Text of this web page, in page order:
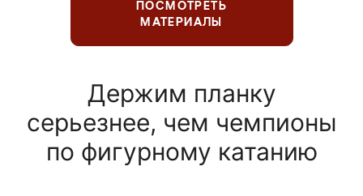
ПОСМОТРЕТЬ
МАТЕРИАЛЫ
Держим планку
серьезнее, чем чемпионы
по фигурному катанию